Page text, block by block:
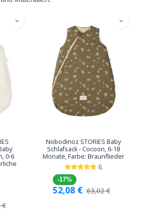
0-6
€
Nobodinoz STORIES Baby
Schlafsack - Cocoon, 6-18
Monate, Farbe: Braunflieder
6
-17%
52,08 € 63,02€